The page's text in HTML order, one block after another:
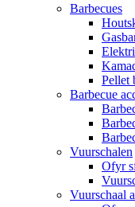
Barbecues
Pellet
Barbecue
Vuurschalen
Ofyr
Vuurschaal